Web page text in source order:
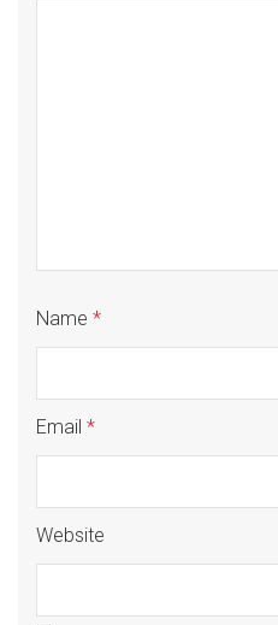
Name *
Email *
Website